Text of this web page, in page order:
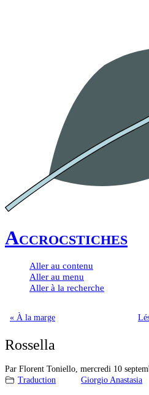
Accrocstiches
Aller au contenu
Aller au menu
Aller à la recherche
« À la marge
Rossella
Par Florent Toniello, mercredi 10
Traduction
Giorgio Anastasia